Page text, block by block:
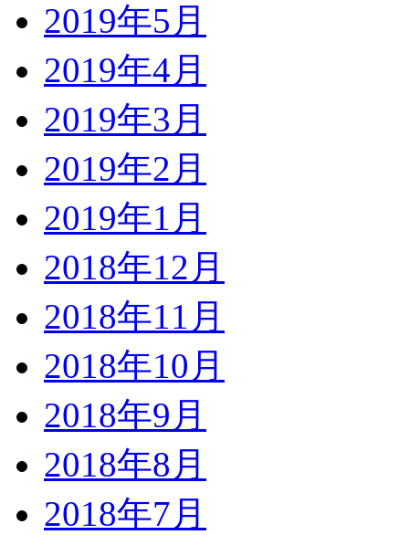
2019年5月
2019年4月
2019年3月
2019年2月
2019年1月
2018年12月
2018年11月
2018年10月
2018年9月
2018年8月
2018年7月